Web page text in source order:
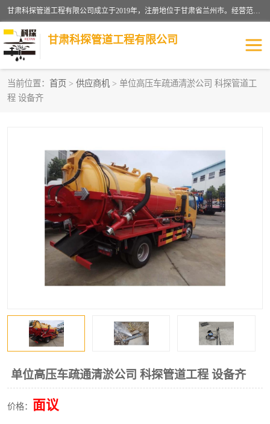
甘肃科探管道工程有限公司成立于2019年，注册地位于甘肃省兰州市。经营范围包括管道安装、清洗、疏通、维修、检测，防水工程，工程钻孔，化粪池清理，暖气安装，给排水管道安装维修，室内外管道如消防、供水、供热管道漏水检测定位，室内外防水堵漏等。
甘肃科探管道工程有限公司
当前位置： 首页 > 供应商机 > 单位高压车疏通清淤公司 科探管道工
程 设备齐
单位高压车疏通清淤公司 科探管道工程 设备齐
价格： 面议
管道安装维修
供热管道漏水 排水管道漏水
自来水管漏水 管道疏通
高压车疏通清淤